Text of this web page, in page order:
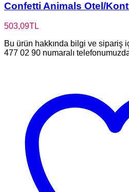
Confetti Animals Otel/
503,09TL
Bu ürün hakkında bilgi ve sipariş
477 02 90 numaralı